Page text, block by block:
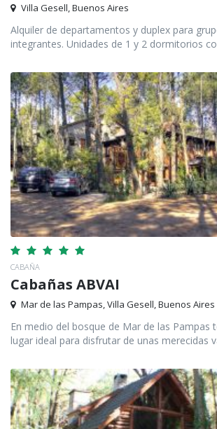
Villa Gesell, Buenos Aires
Alquiler de departamentos y duplex para
integrantes. Unidades de 1 y 2 dormitorios
CABAÑA
Cabañas ABVAI
Mar de las Pampas, Villa Gesell, Buenos Aires
En medio del bosque de Mar de las Pampas
lugar ideal para disfrutar de unas merecidas